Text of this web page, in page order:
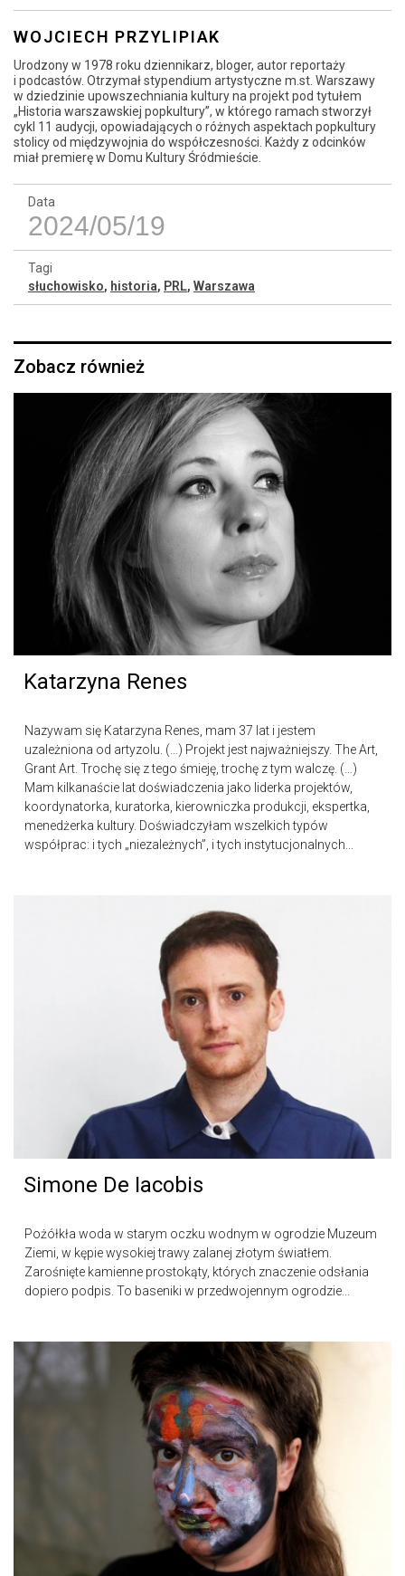
WOJCIECH PRZYLIPIAK
Urodzony w 1978 roku dziennikarz, bloger, autor reportaży
i podcastów. Otrzymał stypendium artystyczne m.st. Warszawy
w dziedzinie upowszechniania kultury na projekt pod tytułem
„Historia warszawskiej popkultury”, w którego ramach stworzył
cykl 11 audycji, opowiadających o różnych aspektach popkultury
stolicy od międzywojnia do współczesności. Każdy z odcinków
miał premierę w Domu Kultury Śródmieście.
Data
2024/05/19
Tagi
słuchowisko, historia, PRL, Warszawa
Zobacz również
Katarzyna Renes
Nazywam się Katarzyna Renes, mam 37 lat i jestem
uzależniona od artyzolu. (…) Projekt jest najważniejszy. The Art,
Grant Art. Trochę się z tego śmieję, trochę z tym walczę. (…)
Mam kilkanaście lat doświadczenia jako liderka projektów,
koordynatorka, kuratorka, kierowniczka produkcji, ekspertka,
menedżerka kultury. Doświadczyłam wszelkich typów
współprac: i tych „niezależnych”, i tych instytucjonalnych...
Simone De Iacobis
Pożółkła woda w starym oczku wodnym w ogrodzie Muzeum
Ziemi, w kępie wysokiej trawy zalanej złotym światłem.
Zarośnięte kamienne prostokąty, których znaczenie odsłania
dopiero podpis. To baseniki w przedwojennym ogrodzie...